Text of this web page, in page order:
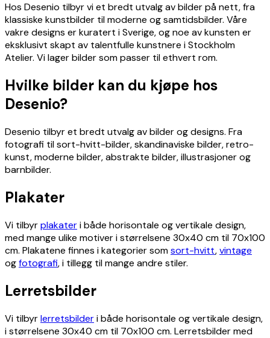
Vårt Stockholm Atelier er hvor våre lidenskapelige
kunstnere, fotografer og designere jobber med å
skape den vakre kunsten som er unik for Desenio.
Hos Desenio tilbyr vi et bredt utvalg av bilder på nett, fra
klassiske kunstbilder til moderne og samtidsbilder. Våre
vakre designs er kuratert i Sverige, og noe av kunsten er
eksklusivt skapt av talentfulle kunstnere i Stockholm
Atelier. Vi lager bilder som passer til ethvert rom.
Hvilke bilder kan du kjøpe hos
Desenio?
Desenio tilbyr et bredt utvalg av bilder og designs. Fra
fotografi til sort-hvitt-bilder, skandinaviske bilder, retro-
kunst, moderne bilder, abstrakte bilder, illustrasjoner og
barnbilder.
Plakater
Vi tilbyrplakateri både horisontale og vertikale design,
med mange ulike motiver i størrelsene 30x40 cm til 70x100
cm. Plakatene finnes i kategorier somsort-hvitt,vintage
ogfotografi, i tillegg til mange andre stiler.
Lerretsbilder
Vi tilbyrlerretsbilderi både horisontale og vertikale design,
i størrelsene 30x40 cm til 70x100 cm. Lerretsbilder med